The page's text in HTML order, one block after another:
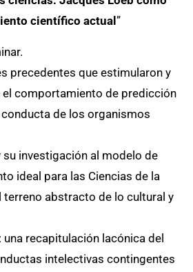
científico actual ”
precedentes que estimularon y
comportamiento de predicción
de los organismos
su investigación al modelo de
ideal para las Ciencias de la
terreno abstracto de lo cultural y
recapitulación lacónica del
intelectivas contingentes